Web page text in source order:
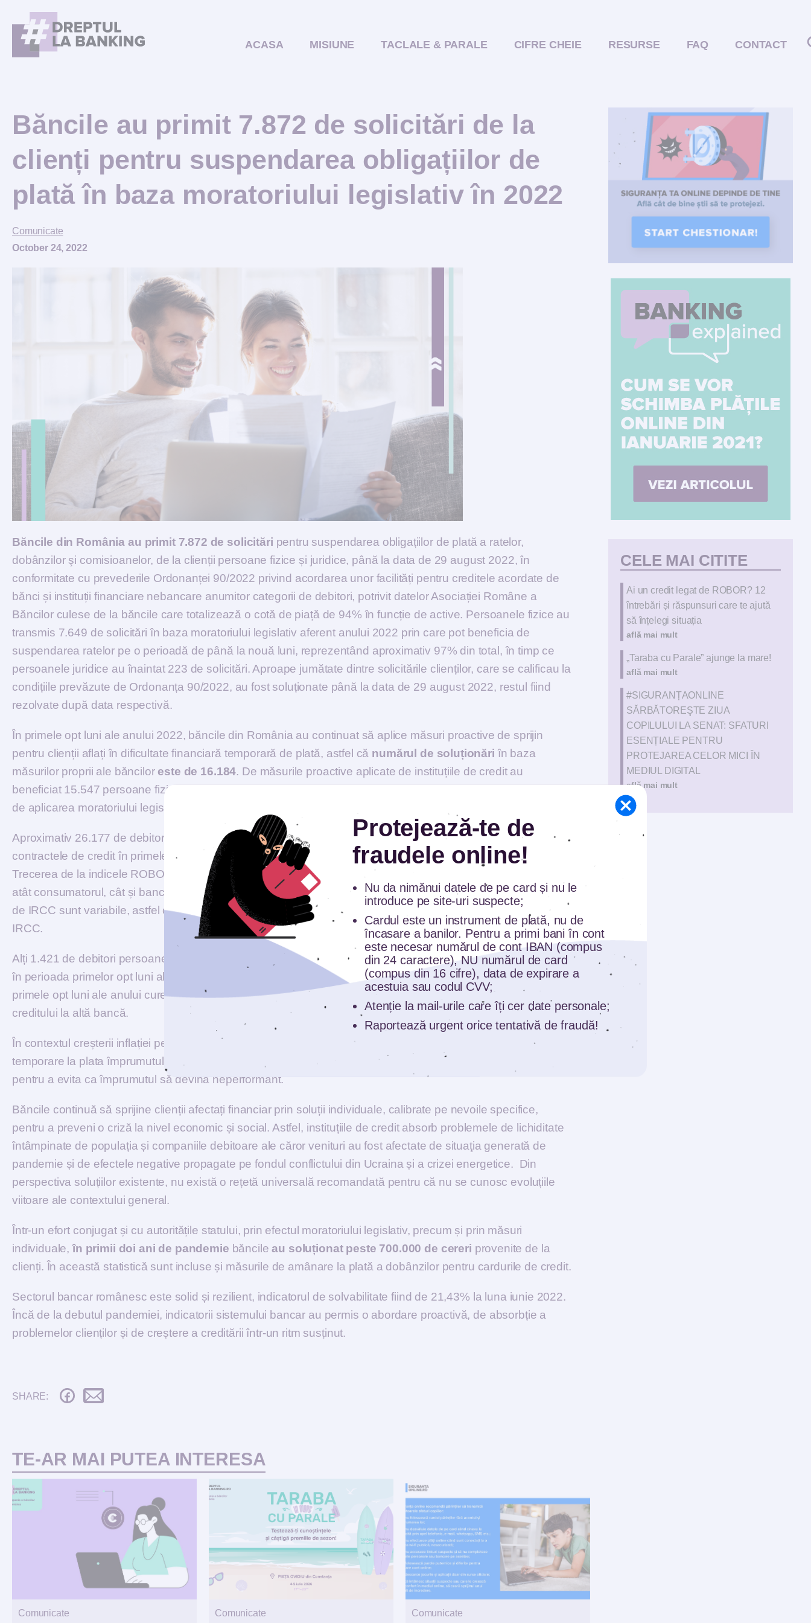
ACASA MISIUNE TACLALE & PARALE CIFRE CHEIE RESURSE FAQ CONTACT
Băncile au primit 7.872 de solicitări de la
clienți pentru suspendarea obligațiilor de
plată în baza moratoriului legislativ în 2022
Comunicate
October 24, 2022
Băncile din România au primit 7.872 de solicitări pentru suspendarea obligațiilor de plată a ratelor,
dobânzilor şi comisioanelor, de la clienții persoane fizice și juridice, până la data de 29 august 2022, în
conformitate cu prevederile Ordonanței 90/2022 privind acordarea unor facilități pentru creditele acordate de
bănci și instituții financiare nebancare anumitor categorii de debitori, potrivit datelor Asociației Române a
Băncilor culese de la băncile care totalizează o cotă de piață de 94% în funcție de active. Persoanele fizice au
transmis 7.649 de solicitări în baza moratoriului legislativ aferent anului 2022 prin care pot beneficia de
suspendarea ratelor pe o perioadă de până la nouă luni, reprezentând aproximativ 97% din total, în timp ce
persoanele juridice au înaintat 223 de solicitări. Aproape jumătate dintre solicitările clienților, care se calificau la
condițiile prevăzute de Ordonanța 90/2022, au fost soluționate până la data de 29 august 2022, restul fiind
rezolvate după data respectivă.
În primele opt luni ale anului 2022, băncile din România au continuat să aplice măsuri proactive de sprijin
pentru clienții aflați în dificultate financiară temporară de plată, astfel că numărul de soluționări în baza
măsurilor proprii ale băncilor este de 16.184. De măsurile proactive aplicate de instituțiile de credit au
beneficiat 15.547 persoane fizice și 637 persoane juridice, numărul clienților fiind dublu comparativ cu cel legat
de aplicarea moratoriului legislativ.
Aproximativ 26.177 de debitori persoane fizice au optat pentru s chimbarea indicelui ROBOR cu IRCC
din
contractele de credit în primele opt luni ale anului, în cadrul băncilor la care au contractat inițial împrumutul.
Trecerea de la indicele ROBOR la IRCC în contractele în lei vechi se poate realiza cu acordul ambelor părți,
atât consumatorul, cât și banca, iar dacă se produce,
aceasta este ireversibilă. Dobânzile calculate în funcție
de IRCC sunt variabile, astfel că un consumator se poate aștepta la majorarea ratei determinată de creșterea
IRCC.
Alți 1.421 de debitori persoane fizice au solicitat schimbarea indicelui ROBOR cu dobânda fixăîn contract
în perioada primelor opt luni ale anului 2022, tot la instituția de credit la care dețineau inițial împrumutul. În
primele opt luni ale anului curent, un număr de 54.024 de clienți persoane fizice au optat pentru refinanțarea
creditului la altă bancă.
În contextul creșterii inflației peste așteptări și a dobânzilor, clienții care înregistrează dificultăți financiare
temporare la plata împrumutului au opțiunea să se adreseze băncii creditoare pentru măsuri de restructurare
pentru a evita ca împrumutul să devină neperformant.
Băncile continuă să sprijine clienții afectați financiar prin soluții individuale, calibrate pe nevoile specifice,
pentru a preveni o criză la nivel economic și social. Astfel, instituțiile de credit absorb problemele de lichiditate
întâmpinate de populația și companiile debitoare ale căror venituri au fost afectate de situaţia generată de
pandemie și de efectele negative propagate pe fondul conflictului din Ucraina și a crizei energetice. Din
perspectiva soluțiilor existente, nu există o rețetă universală recomandată pentru că nu se cunosc evoluțiile
viitoare ale contextului general.
Într-un efort conjugat și cu autoritățile statului, prin efectul moratoriului legislativ, precum și prin măsuri
individuale, în primii doi ani de pandemie băncileau soluționat peste 700.000 de cereri provenite de la
clienți. În această statistică sunt incluse și măsurile de amânare la plată a dobânzilor pentru cardurile de credit.
Sectorul bancar românesc este solid și rezilient, indicatorul de solvabilitate fiind de 21,43% la luna iunie 2022.
Încă de la debutul pandemiei, indicatorii sistemului bancar au permis o abordare proactivă, de absorbție a
problemelor clienților și de creștere a creditării într-un ritm susținut.
SHARE:
TE-AR MAI PUTEA INTERESA
Comunicate Comunicate Comunicate
CELE MAI CITITE
Ai un credit legat de ROBOR? 12
întrebări și răspunsuri care te ajută
să înțelegi situația
află mai mult
„Taraba cu Parale” ajunge la mare!
află mai mult
#SIGURANȚAONLINE
SĂRBĂTOREŞTE ZIUA
COPILULUI LA SENAT: SFATURI
ESENȚIALE PENTRU
PROTEJAREA CELOR MICI ÎN
MEDIUL DIGITAL
află mai mult
Protejează-te de
fraudele online!
Nu da nimănui datele de pe card și nu le
introduce pe site-uri suspecte;
Cardul este un instrument de plată, nu de
încasare a banilor. Pentru a primi bani în cont
este necesar numărul de cont IBAN (compus
din 24 caractere), NU numărul de card
(compus din 16 cifre), data de expirare a
acestuia sau codul CVV;
Atenție la mail-urile care îți cer date personale;
Raportează urgent orice tentativă de fraudă!